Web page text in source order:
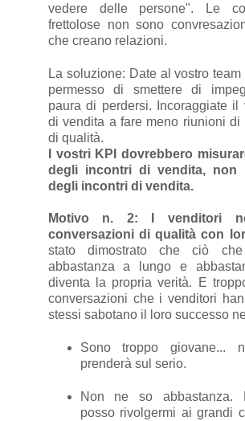
vedere delle persone". Le
frettolose non sono
che creano relazioni.
La soluzione: Date al vostro team
permesso di smettere di
paura di perdersi. Incoraggiate il
di vendita a fare meno riunioni di
di qualità.
I vostri KPI dovrebbero
degli incontri di vendita, non
degli incontri di vendita.
Motivo n. 2: I venditori
conversazioni di qualità con
stato dimostrato che ciò
abbastanza a lungo e
diventa la propria verità. E
conversazioni che i venditori
stessi sabotano il loro successo
Sono troppo giovane...
prenderà sul serio.
Non ne so abbastanza.
posso rivolgermi ai grandi